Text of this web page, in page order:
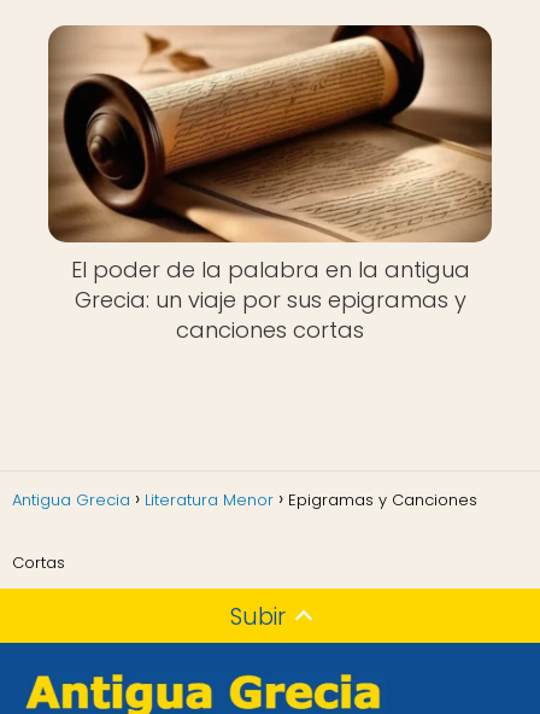
El poder de la palabra en la antigua
Grecia: un viaje por sus epigramas y
canciones cortas
Antigua Grecia Literatura Menor Epigramas y Canciones
Cortas
Subir